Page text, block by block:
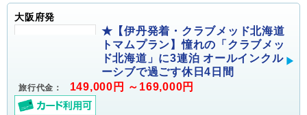
大阪府発
★【伊丹発着・クラブメッド北海道
トマムプラン】憧れの「クラブメッ
ド北海道」に3連泊 オールインクル
ーシブで過ごす休日4日間
旅行代金： 149,000円 ～169,000円